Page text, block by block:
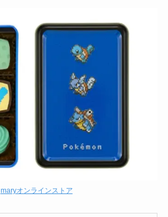
maryオンラインストア